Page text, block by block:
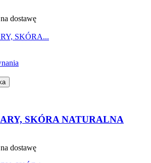
dostawę
SKÓRA NATURALNA
dostawę